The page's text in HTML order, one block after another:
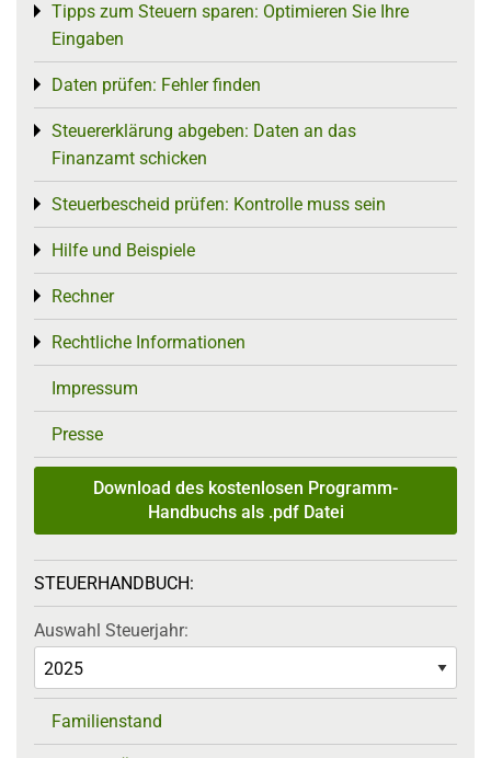
Tipps zum Steuern sparen: Optimieren Sie Ihre
Eingaben
Toggle menu
Daten prüfen: Fehler finden
Toggle menu
Steuererklärung abgeben: Daten an das
Finanzamt schicken
Toggle menu
Steuerbescheid prüfen: Kontrolle muss sein
Toggle menu
Hilfe und Beispiele
Toggle menu
Rechner
Toggle menu
Rechtliche Informationen
Toggle menu
Impressum
Presse
Download des kostenlosen Programm-
Handbuchs als .pdf Datei
STEUERHANDBUCH:
Auswahl Steuerjahr:
Familienstand